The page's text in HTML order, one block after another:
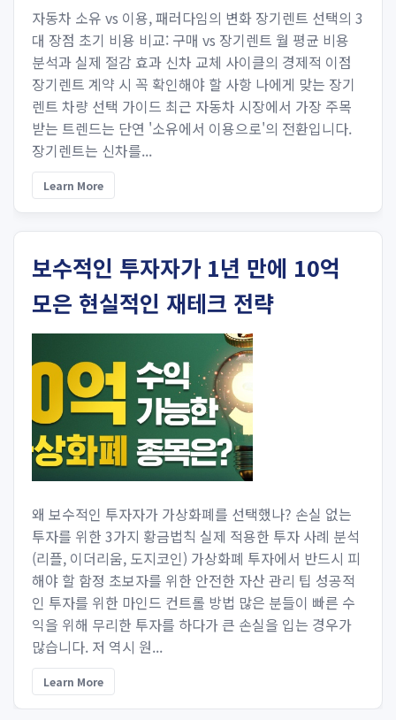
자동차 소유 vs 이용, 패러다임의 변화 장기렌트 선택의 3
대 장점 초기 비용 비교: 구매 vs 장기렌트 월 평균 비용
분석과 실제 절감 효과 신차 교체 사이클의 경제적 이점
장기렌트 계약 시 꼭 확인해야 할 사항 나에게 맞는 장기
렌트 차량 선택 가이드 최근 자동차 시장에서 가장 주목
받는 트렌드는 단연 '소유에서 이용으로'의 전환입니다.
장기렌트는 신차를...
Learn More
보수적인 투자자가 1년 만에 10억
모은 현실적인 재테크 전략
왜 보수적인 투자자가 가상화폐를 선택했나? 손실 없는
투자를 위한 3가지 황금법칙 실제 적용한 투자 사례 분석
(리플, 이더리움, 도지코인) 가상화폐 투자에서 반드시 피
해야 할 함정 초보자를 위한 안전한 자산 관리 팁 성공적
인 투자를 위한 마인드 컨트롤 방법 많은 분들이 빠른 수
익을 위해 무리한 투자를 하다가 큰 손실을 입는 경우가
많습니다. 저 역시 원...
Learn More